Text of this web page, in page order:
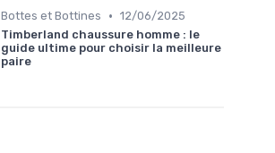
Bottes et Bottines • 12/06/2025
Timberland chaussure homme : le
guide ultime pour choisir la meilleure
paire